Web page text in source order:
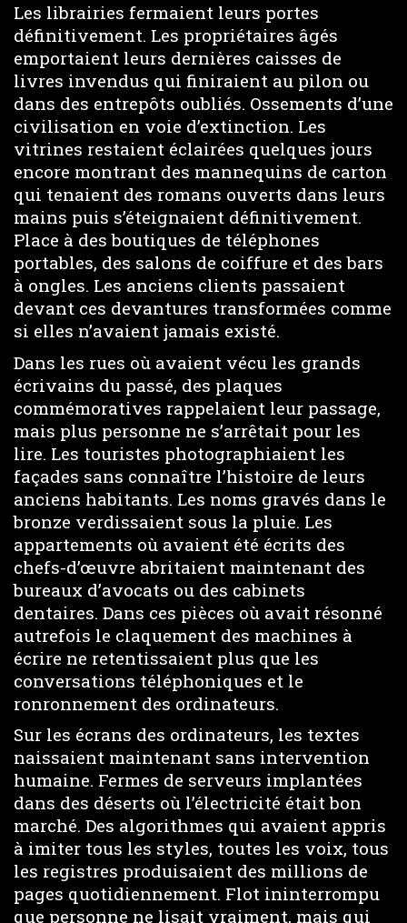
Les librairies fermaient leurs portes
définitivement. Les propriétaires âgés
emportaient leurs dernières caisses de
livres invendus qui finiraient au pilon ou
dans des entrepôts oubliés. Ossements d’une
civilisation en voie d’extinction. Les
vitrines restaient éclairées quelques jours
encore montrant des mannequins de carton
qui tenaient des romans ouverts dans leurs
mains puis s’éteignaient définitivement.
Place à des boutiques de téléphones
portables, des salons de coiffure et des bars
à ongles. Les anciens clients passaient
devant ces devantures transformées comme
si elles n’avaient jamais existé.
Dans les rues où avaient vécu les grands
écrivains du passé, des plaques
commémoratives rappelaient leur passage,
mais plus personne ne s’arrêtait pour les
lire. Les touristes photographiaient les
façades sans connaître l’histoire de leurs
anciens habitants. Les noms gravés dans le
bronze verdissaient sous la pluie. Les
appartements où avaient été écrits des
chefs-d’œuvre abritaient maintenant des
bureaux d’avocats ou des cabinets
dentaires. Dans ces pièces où avait résonné
autrefois le claquement des machines à
écrire ne retentissaient plus que les
conversations téléphoniques et le
ronronnement des ordinateurs.
Sur les écrans des ordinateurs, les textes
naissaient maintenant sans intervention
humaine. Fermes de serveurs implantées
dans des déserts où l’électricité était bon
marché. Des algorithmes qui avaient appris
à imiter tous les styles, toutes les voix, tous
les registres produisaient des millions de
pages quotidiennement. Flot ininterrompu
que personne ne lisait vraiment, mais qui